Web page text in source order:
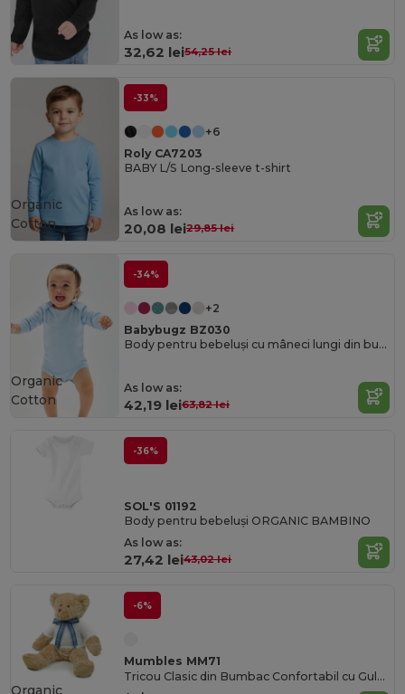
As low as:
32,62 lei54,25 lei
-33%
+6
Roly CA7203
BABY L/S Long-sleeve t-shirt
As low as:
20,08 lei29,85 lei
Organic
Cotton
-34%
+2
Babybugz BZ030
Body pentru bebeluși cu mâneci lungi din bumbac organic
As low as:
42,19 lei63,82 lei
Organic
Cotton
-36%
SOL'S 01192
Body pentru bebeluși ORGANIC BAMBINO
As low as:
27,42 lei43,02 lei
-6%
Mumbles MM71
Tricou Clasic din Bumbac Confortabil cu Guler Mumbles Ribbed
Organic